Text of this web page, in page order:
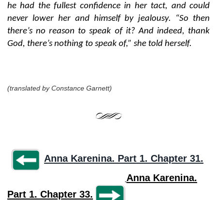
he had the fullest confidence in her tact, and could
never lower her and himself by jealousy. “So then
there’s no reason to speak of it? And indeed, thank
God, there’s nothing to speak of,” she told herself.
(translated by Constance Garnett)
Anna Karenina. Part 1. Chapter 31.
Anna Karenina.
Part 1. Chapter 33.